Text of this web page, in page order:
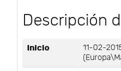
Descripción
Inicio
11-02-